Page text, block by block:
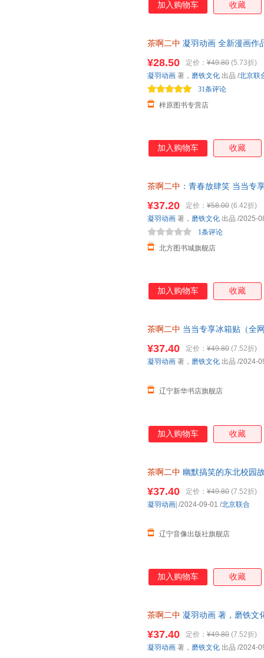
加入购物车 收藏
茶啊二中 凝羽动画 全新漫画作
¥28.50 定价： ¥49.80 (5.73折)
梓原图书专营店
31条评论
凝羽动画 著， 磨铁文化 出品 /北京联
加入购物车 收藏
茶啊二中 ：青春放肆笑 当当专
¥37.20 定价： ¥58.00 (6.42折)
北方图书城旗舰店
1条评论
凝羽动画 著， 磨铁文化 出品 /2025-
加入购物车 收藏
茶啊二中 当当专享冰箱贴（全
¥37.40 定价： ¥49.80 (7.52折)
辽宁新华书店旗舰店
凝羽动画 著， 磨铁文化 出品 /2024-
加入购物车 收藏
茶啊二中 幽默搞笑的东北校园
¥37.40 定价： ¥49.80 (7.52折)
辽宁音像出版社旗舰店
凝羽动画| /2024-09-01 /北京联合
加入购物车 收藏
茶啊二中 凝羽动画 著，磨铁文
¥37.40 定价： ¥49.80 (7.52折)
凝羽动画 著， 磨铁文化 出品 /2024-